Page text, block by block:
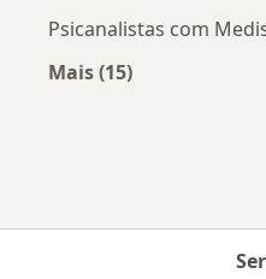
Psicanalistas com
Mais (15)